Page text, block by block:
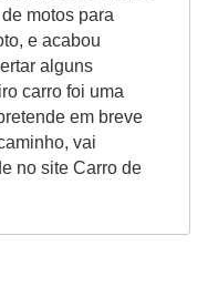
motos para
e acabou
alguns
carro foi uma
em breve
vai
no site Carro de